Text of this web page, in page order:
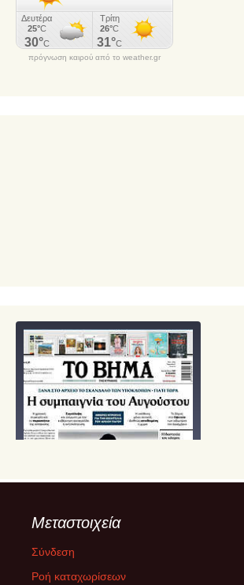
πρόγνωση καιρού από το weather.gr
Μεταστοιχεία
Σύνδεση
Ροή καταχωρίσεων